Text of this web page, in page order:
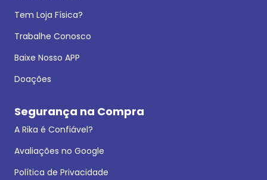
Tem Loja Física?
Trabalhe Conosco
Baixe Nosso APP
Doações
Segurança na Compra
A Rika é Confiável?
Avaliações no Google
Política de Privacidade